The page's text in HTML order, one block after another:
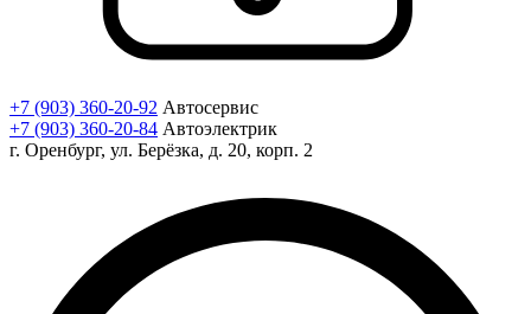
+7 (903) 360-20-92 Автосервис
+7 (903) 360-20-84 Автоэлектрик
г. Оренбург, ул. Берёзка, д. 20, корп. 2